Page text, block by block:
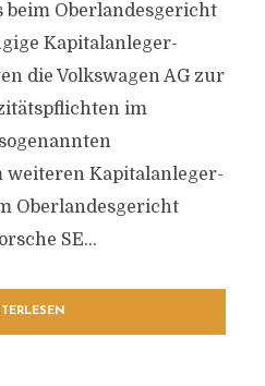
beim Oberlandesgericht
Kapitalanleger-
die Volkswagen AG zur
im
weiteren Kapitalanleger-
Oberlandesgericht
SE...